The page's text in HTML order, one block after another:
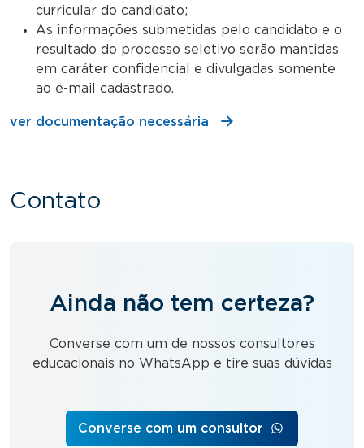
curricular do candidato;
As informações submetidas pelo candidato e o
resultado do processo seletivo serão mantidas
em caráter confidencial e divulgadas somente
ao e-mail cadastrado.
ver documentação necessária
Contato
Ainda não tem certeza?
Converse com um de nossos consultores
educacionais no WhatsApp e tire suas dúvidas
Converse com um consultor